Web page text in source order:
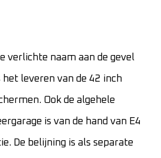
verlichte naam aan de gevel
leveren van de 42 inch
Ook de algehele
is van de hand van E4
De belijning is als separate